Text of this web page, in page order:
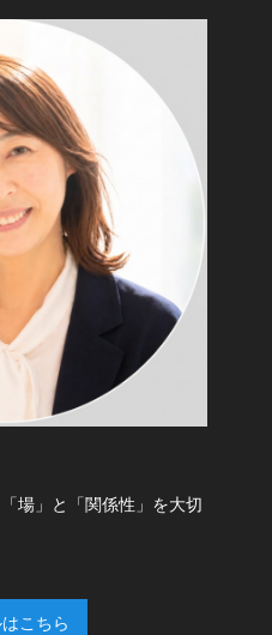
場」と「関係性」を大切
こちら